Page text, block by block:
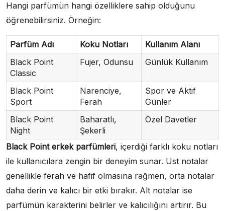
Hangi parfümün hangi özelliklere sahip olduğunu
öğrenebilirsiniz. Örneğin:
Parfüm Adı Koku Notları
Kullanım Alanı
Black Point
Classic
Fujer, Odunsu Günlük Kullanım
Black Point
Sport
Narenciye,
Ferah
Spor ve Aktif
Günler
Black Point
Night
Baharatlı,
Şekerli
Özel Davetler
Black Point erkek parfümleri, içerdiği farklı koku notları
ile kullanıcılara zengin bir deneyim sunar. Üst notalar
genellikle ferah ve hafif olmasına rağmen, orta notalar
daha derin ve kalıcı bir etki bırakır. Alt notalar ise
parfümün karakterini belirler ve kalıcılığını artırır. Bu